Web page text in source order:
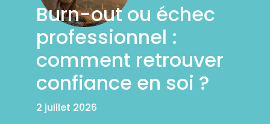
Burn-out ou échec
professionnel :
comment retrouver
confiance en soi ?
2 juillet 2026